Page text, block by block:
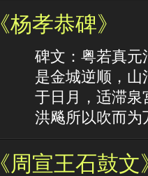
《杨孝恭碑》
碑文：粤若真元
是金城逆顺，
于日月，适滞泉
洪飚所以吹而为
《周宣王石鼓文